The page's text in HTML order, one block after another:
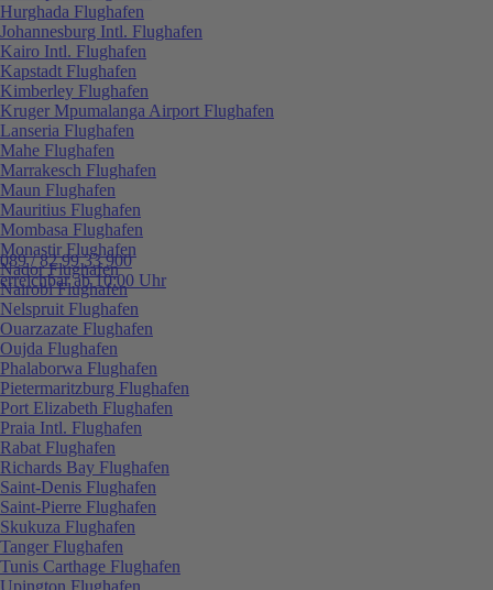
089 / 82 99 33 900
erreichbar ab 10:00 Uhr
Hurghada Flughafen
Johannesburg Intl. Flughafen
Kairo Intl. Flughafen
Kapstadt Flughafen
Kimberley Flughafen
Kruger Mpumalanga Airport Flughafen
Lanseria Flughafen
Mahe Flughafen
Marrakesch Flughafen
Maun Flughafen
Mauritius Flughafen
Mombasa Flughafen
Monastir Flughafen
Nador Flughafen
Nairobi Flughafen
Nelspruit Flughafen
Ouarzazate Flughafen
Oujda Flughafen
Phalaborwa Flughafen
Pietermaritzburg Flughafen
Port Elizabeth Flughafen
Praia Intl. Flughafen
Rabat Flughafen
Richards Bay Flughafen
Saint-Denis Flughafen
Saint-Pierre Flughafen
Skukuza Flughafen
Tanger Flughafen
Tunis Carthage Flughafen
Upington Flughafen